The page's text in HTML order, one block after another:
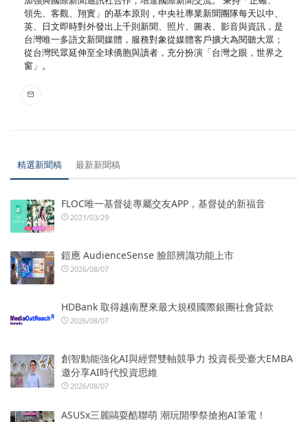
領先、客觀、翔實」的基本原則，中央社專業新聞團隊每天以中、
英、日文即時對外發出上千則新聞、照片、圖表、影音與資訊，是
台灣唯一多語文新聞媒體，服務對象從媒體客戶擴大為閱聽大眾；
從台灣民眾延伸至全球僑胞與讀者，充分扮演「台灣之眼，世界之
窗」。
精選新聞稿 最新新聞稿
FLOC唯一基督徒專屬交友APP，基督徒的新福音
2021/03/29
鎧應 AudienceSense 臉部辨識功能上市
2026/08/07
HDBank 取得越南歷來最大規模國際銀團社會貸款
2026/08/07
創智動能強化AI與經營雙軸競爭力 投資長受臺大EMBA
邀分享AI時代投資思維
2026/08/07
ASUSx三麗鷗耍酷聯萌 潮玩開學祭搶抱AI筆電！